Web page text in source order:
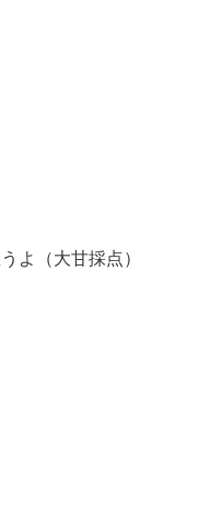
よ（大甘採点）